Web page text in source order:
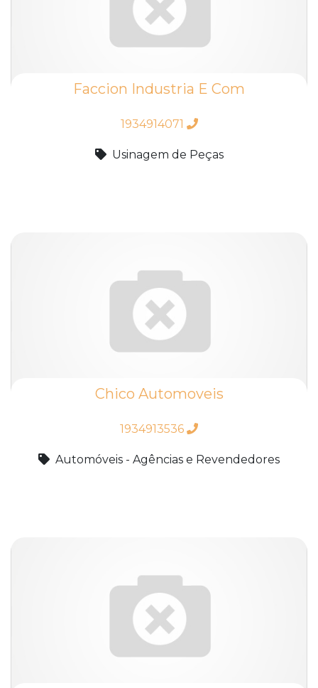
Faccion Industria E Com
1934914071
Usinagem de Peças
Chico Automoveis
1934913536
Automóveis - Agências e Revendedores